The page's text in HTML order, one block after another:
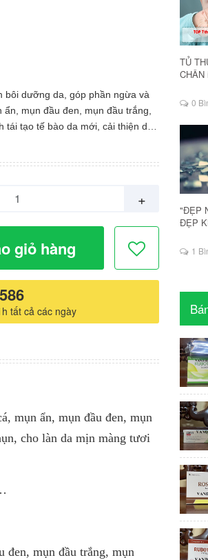
bôi dưỡng da, góp phần ngừa và
mụn đầu đen, mụn đầu trắng,
tạo tế bào da mới, cải thiện da
đẩy quả trình tái tạo tế bào da
bị mụn. Đóng chặt nắp ống sau khi
dùng với tần suất 2 – 3 lần/tuần
da đã thích ứng với bạn có thể
nên sử dụng quá 2 lần/ngày
ngoài da, tránh tiếp xúc trực tiếp
PHẨM RA THỊ TRƯỜNG: Công
+
giỏ hàng
tất cả các ngày
mụn ẩn, mụn đầu đen, mụn
cho làn da mịn màng tươi
đen, mụn đầu trắng, mụn
TỦ
CHÂN
0
"ĐẸP
ĐẸP
1